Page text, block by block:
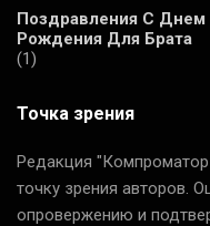
Поздравления С Днем
Рождения Для Брата
(1)
Точка зрения
Редакция
точку зрения авторов.
опровержению и